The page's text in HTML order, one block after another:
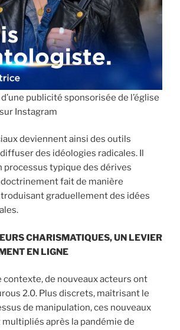
publicité sponsorisée de l’église
Instagram
deviennent ainsi des outils
des idéologies radicales. Il
processus typique des dérives
fait de manière
graduellement des idées
CHARISMATIQUES, UN LEVIER
EN LIGNE
contexte, de nouveaux acteurs ont
2.0. Plus discrets, maîtrisant le
de manipulation, ces nouveaux
après la pandémie de